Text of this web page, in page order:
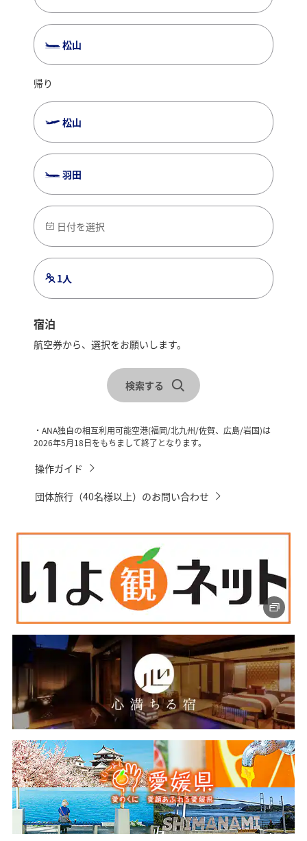
瀬戸内しまなみ海道
自然、グルメ、歴史、アートを体感できる個性豊かな６つ
道）。絶景スポットはもちろん、村上海賊ゆかりの史跡や
博物館、パワースポットなど見どころがいっぱいです。瀬
戸内の島々と橋がマッチした美しい風景を、サイクリング
しながら楽しむのもおすすめです。
臥龍山荘
肱川流域随一の景勝地「臥龍淵」に臨む、広さ3,000坪の山
荘。臥龍という名前は、大洲藩主の加藤泰恒により「蓬莱
山（ほうらいさん）が龍の臥（ふ）す姿に似ている」こと
から命名されたといわれています。豊かな自然を借景にし
た数寄屋造りで、季節の移ろいを感じさせてくれます。
亀老山展望公園
随一。展望台からは瀬戸内の海と島々を360度見渡せます。
晴れた日には西日本最高峰、石鎚山を眺める事もできま
す。瀬戸内の多島美と来島海峡大橋、行き交う船…自然と
道後温泉本館
古くは古事記や万葉集にも登場し、約3000年の歴史を誇る
は、建物全体が国の重要文化財。風情ある趣が漂い、無加
温・無加水の源泉かけ流しを堪能できます。お湯に癒され
た後は休憩室でひと休み。お茶とお菓子のお接待に心も温
内子（八日市・護国）の町並み
内子は江戸時代後期から大正時代にかけて木蠟（もくろ
う）の生産によって栄えた町。その面影が今も色濃く残っ
ているのが、八日市・護国の町並みです。江戸時代の商家
や蔵など伝統的な町並みが約600mにわたって続きます。レ
トロな風景を散策すれば穏やかな時の流れに癒されます。
愛媛の「鯛めし」３種類
愛媛には３種類の鯛めしがあるのをご存じですか？南予の
「活き」鯛めしは鯛の刺身を特製のタレとともにご飯にか
けて食べる漁師料理。中予の「炊き」鯛めしは鯛を丸ごと
松山
帰り
松山
羽田
日付を選択
1人
宿泊
航空券から、選択をお願いします。
チェックイン・チェックアウトを選択
検索する
・ANA独自の相互利用可能空港(福岡/北九州/佐賀、広島/岩国)は
2026年5月18日をもちまして終了となります。
操作ガイド
団体旅行（40名様以上）のお問い合わせ